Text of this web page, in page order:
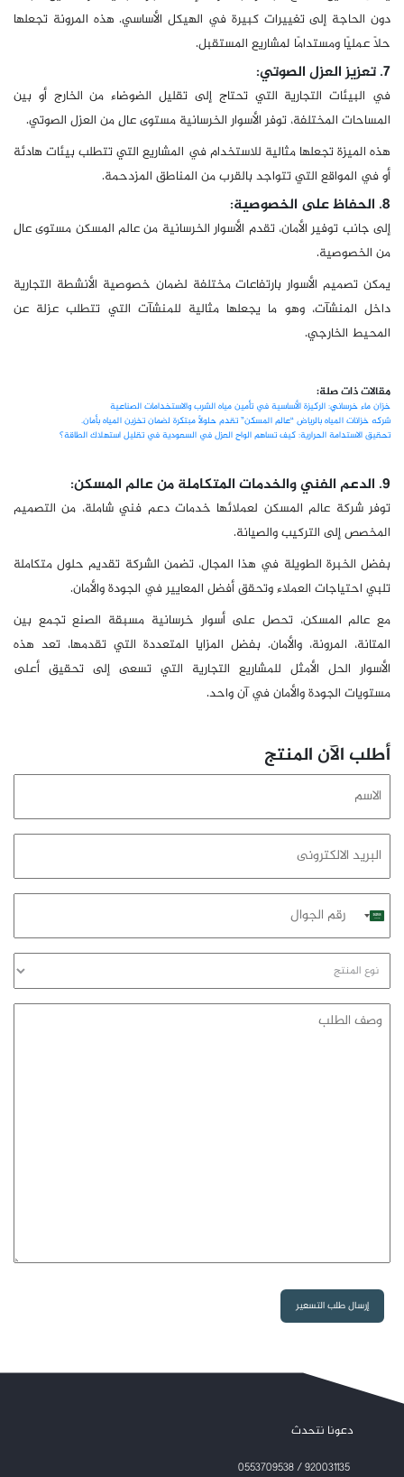
دون الحاجة إلى تغييرات كبيرة في الهيكل الأساسي. هذه المرونة تجعلها
حلاً عمليًا ومستدامًا لمشاريع المستقبل.
7. تعزيز العزل الصوتي:
في البيئات التجارية التي تحتاج إلى تقليل الضوضاء من الخارج أو بين
المساحات المختلفة، توفر الأسوار الخرسانية مستوى عالٍ من العزل الصوتي.
هذه الميزة تجعلها مثالية للاستخدام في المشاريع التي تتطلب بيئات هادئة
أو في المواقع التي تتواجد بالقرب من المناطق المزدحمة.
8. الحفاظ على الخصوصية:
إلى جانب توفير الأمان، تقدم الأسوار الخرسانية من عالم المسكن مستوى عالٍ
من الخصوصية.
يمكن تصميم الأسوار بارتفاعات مختلفة لضمان خصوصية الأنشطة التجارية
داخل المنشآت، وهو ما يجعلها مثالية للمنشآت التي تتطلب عزلة عن
المحيط الخارجي.
مقالات ذات صلة:
خزان ماء خرساني: الركيزة الأساسية في تأمين مياه الشرب والاستخدامات الصناعية
شركه خزانات المياه بالرياض “عالم المسكن” تقدم حلولاً مبتكرة لضمان تخزين المياه بأمان.
تحقيق الاستدامة الحرارية: كيف تساهم الواح العزل في السعودية في تقليل استهلاك الطاقة؟
9. الدعم الفني والخدمات المتكاملة من عالم المسكن:
توفر شركة عالم المسكن لعملائها خدمات دعم فني شاملة، من التصميم
المخصص إلى التركيب والصيانة.
بفضل الخبرة الطويلة في هذا المجال، تضمن الشركة تقديم حلول متكاملة
تلبي احتياجات العملاء وتحقق أفضل المعايير في الجودة والأمان.
مع عالم المسكن، تحصل على أسوار خرسانية مسبقة الصنع تجمع بين
المتانة، المرونة، والأمان. بفضل المزايا المتعددة التي تقدمها، تعد هذه
الأسوار الحل الأمثل للمشاريع التجارية التي تسعى إلى تحقيق أعلى
مستويات الجودة والأمان في آن واحد.
أطلب الآن المنتج
الالكترونى
الجوال
Saudi
+966
نوع
المنتج
وصف
الطلب
دعونا نتحدث
920031135 / 0553709538